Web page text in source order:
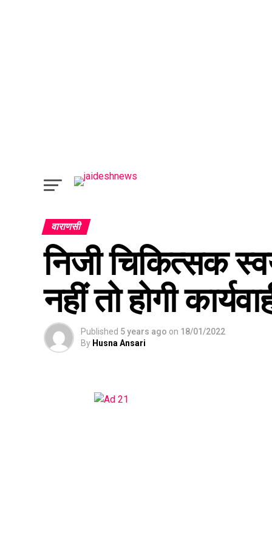
वाराणसी
निजी चिकित्सक
नहीं तो होगी
Published 5 years ago on 18/01/2022
By Husna Ansari